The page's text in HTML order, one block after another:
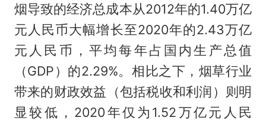
烟导致的经济总成本从2012年的1.40万亿
元人民币大幅增长至2020年的2.43万亿
元人民币，平均每年占国内生产总值
（GDP）的2.29%。相比之下，烟草行业
带来的财政效益（包括税收和利润）则明
显较低，2020年仅为1.52万亿元人民